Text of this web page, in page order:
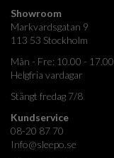
Showroom
Markvardsgatan 9
113 53 Stockholm
Mån - Fre: 10.00 - 17.00
Helgfria vardagar
Stängt fredag 7/8
Kundservice
08-20 87 70
Info@sleepo.se